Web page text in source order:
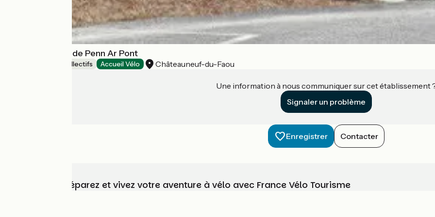
Village de gîtes de Penn Ar Pont
Hébergements collectifs Accueil Vélo Châteauneuf-du-Faou
Une information à nous communiquer sur cet établissement
Signaler un problème
Enregistrer Contacter
Choisissez, préparez et vivez votre aventure à vélo avec France Vélo Tourisme